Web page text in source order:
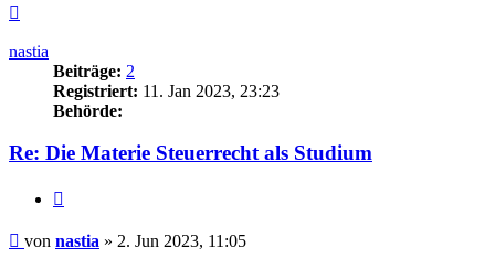
nastia
Beiträge: 2
Registriert: 11. Jan 2023, 23:23
Behörde:
Re: Die Materie Steuerrecht als Studium
Beitrag
von nastia » 2. Jun 2023, 11:05